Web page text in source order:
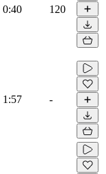
0:40 120
1:57 -